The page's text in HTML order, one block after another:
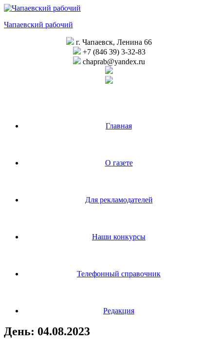
Перейти
содержимому
Чапаевский рабочий
г. Чапаевск, Ленина 66
+7 (846 39) 3-32-83
chaprab@yandex.ru
Главная
О газете
Для рекламодателей
Наши конкурсы
Телефонный справочник
Редакция
День: 04.08.2023